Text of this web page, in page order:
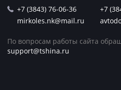
+7 (3843) 76-06-36
+7
mirkoles.nk@mail.ru
По вопросам работы сайта
support@tshina.ru